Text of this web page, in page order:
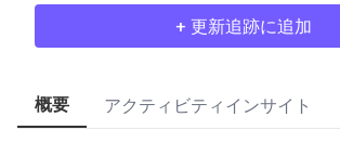
+ 更新追跡に追加
概要 アクティビティインサイト